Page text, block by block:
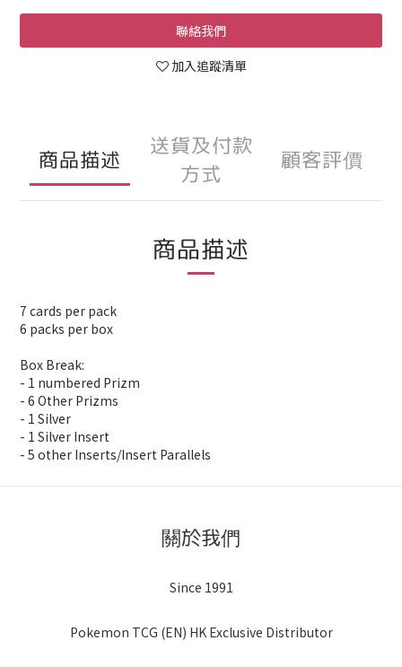
聯絡我們
加入追蹤清單
商品描述
送貨及付款
方式
顧客評價
商品描述
7 cards per pack
6 packs per box
Box Break:
- 1 numbered Prizm
- 6 Other Prizms
- 1 Silver
- 1 Silver Insert
- 5 other Inserts/Insert Parallels
關於我們
Since 1991
Pokemon TCG (EN) HK Exclusive Distributor